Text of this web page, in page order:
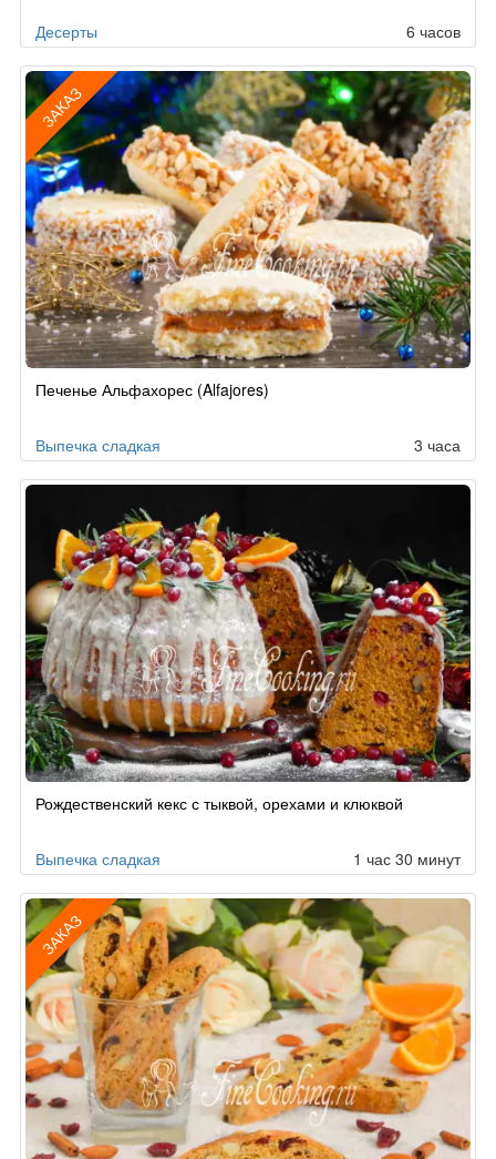
Десерты 6 часов
ЗАКАЗ
поПеченье Альфахорес (Alfajores)
Выпечка сладкая 3 часа
Рождественский кекс с тыквой, орехами и клюквой
Выпечка сладкая 1 час 30 минут
ЗАКАЗ